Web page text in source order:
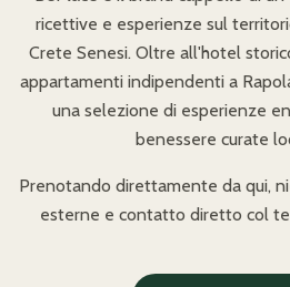
ricettive e esperienze sul
Crete Senesi. Oltre all'hotel
appartamenti indipendenti a
una selezione di esperienze
benessere curate
Prenotando direttamente da qui,
esterne e contatto diretto col